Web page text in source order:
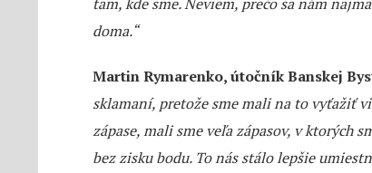
doma.“
Martin Rymarenko, útočník Banskej
sklamaní, pretože sme mali na to vyťažiť
zápase, mali sme veľa zápasov, v ktorých
bez zisku bodu. To nás stálo lepšie